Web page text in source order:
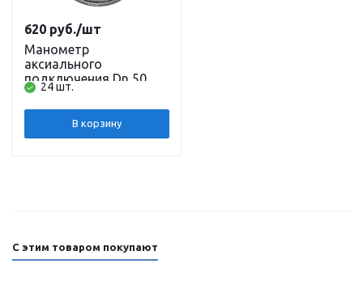
Манометр
аксиального
подключения Dn 50
мм, 1/4" - 6 бар
ДЖИЛЕКС
24 шт.
620 руб./шт
В корзину
С этим товаром покупают